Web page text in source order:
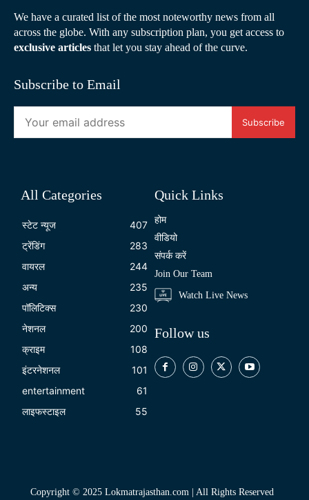
We have a curated list of the most noteworthy news from all
across the globe. With any subscription plan, you get access to
exclusive articles that let you stay ahead of the curve.
Subscribe to Email
Subscribe
All Categories
स्टेट न्यूज
407
ट्रेंडिंग
283
वायरल
244
अन्य
235
पॉलिटिक्स
230
नेशनल
200
क्राइम
108
इंटरनेशनल
101
entertainment
61
लाइफस्टाइल
55
Quick Links
होम
वीडियो
संपर्क करें
Join Our Team
Watch Live News
Follow us
Copyright © 2025 Lokmatrajasthan.com | All Rights Reserved